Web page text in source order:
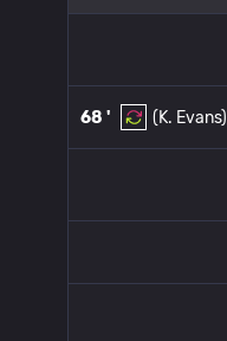
68 ' (K. Evans)